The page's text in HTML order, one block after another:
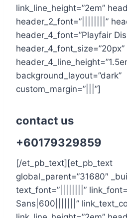
link_line_height=”2em”
header_2_font=”||||||||”
header_4_font=”Playfair
header_4_font_size=”20px”
background_layout=”dark”
custom_margin=”|||”]
contact us
+60179329859
[/et_pb_text][et_pb_text
global_parent=”31680″
text_font=”||||||||”
Sans|600|||||||”